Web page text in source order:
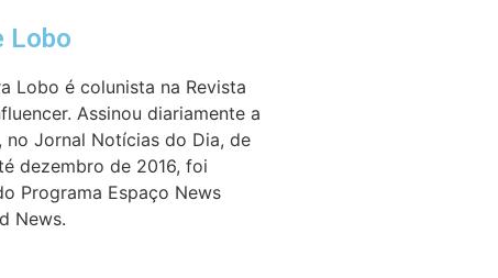
Lobo
Lobo é colunista na Revista
Assinou diariamente a
no Jornal Notícias do Dia, de
dezembro de 2016, foi
Programa Espaço News
News.